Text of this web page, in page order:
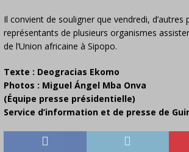
Il convient de souligner que vendredi,
représentants de plusieurs organismes
de l’Union africaine à Sipopo.
Texte : Deogracias Ekomo
Photos : Miguel Ángel Mba Onva
(Équipe presse présidentielle)
Service d’information et de presse de